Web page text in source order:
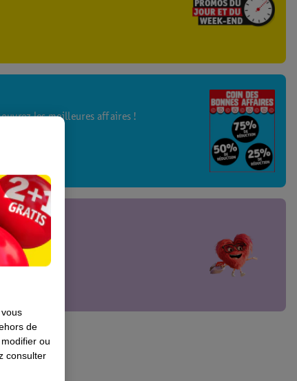
les meilleures affaires !
de
ou
consulter